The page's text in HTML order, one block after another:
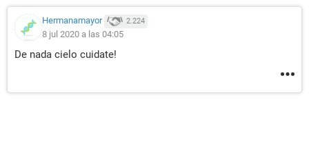
Hermanamayor 2.224
8 jul 2020 a las 04:05
De nada cielo cuidate!